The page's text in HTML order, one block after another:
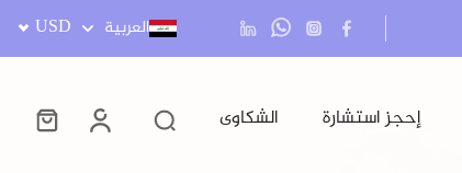
العربية USD
إحجز استشارة الشكاوى